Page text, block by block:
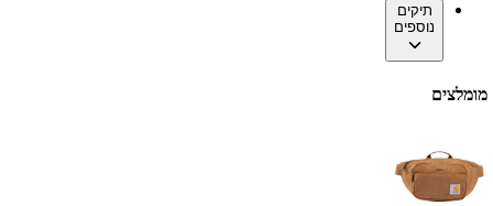
תיקים
נוספים
מומלצים